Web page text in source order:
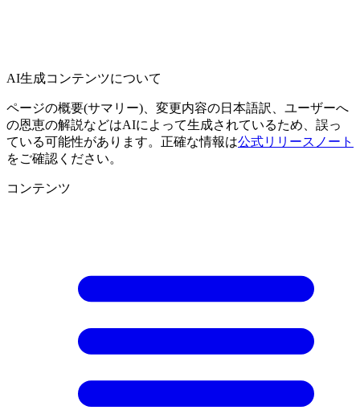
AI生成コンテンツについて
ページの概要(サマリー)、変更内容の日本語訳、ユーザーへ
の恩恵の解説などはAIによって生成されているため、誤っ
ている可能性があります。正確な情報は公式リリースノート
をご確認ください。
コンテンツ